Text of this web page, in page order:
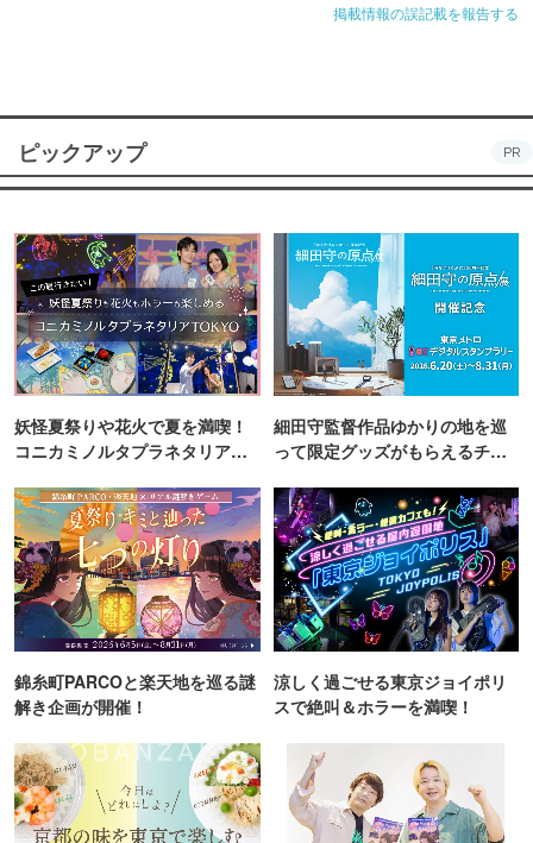
掲載情報の誤記載を報告する
ピックアップ PR
妖怪夏祭りや花火で夏を満喫！
コニカミノルタプラネタリア
細田守監督作品ゆかりの地を巡
って限定グッズがもらえるチャ
錦糸町PARCOと楽天地を巡る謎
解き企画が開催！
涼しく過ごせる東京ジョイポリ
スで絶叫＆ホラーを満喫！